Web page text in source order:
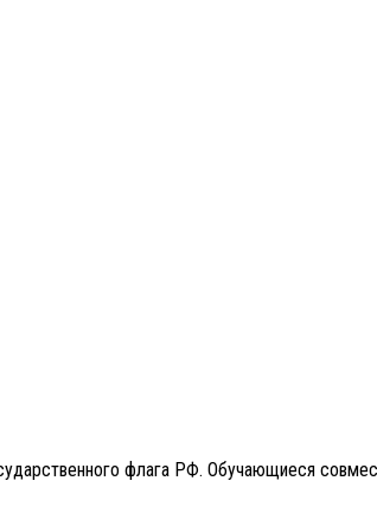
флага РФ. Обучающиеся